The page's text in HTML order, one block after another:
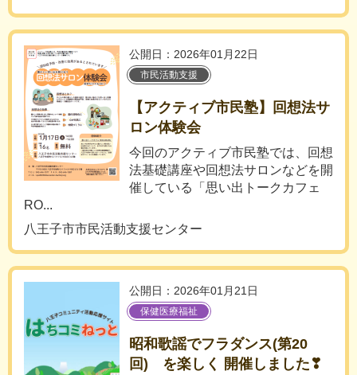
公開日：2026年01月22日
市民活動支援
【アクティブ市民塾】回想法サ
ロン体験会
今回のアクティブ市民塾では、回想
法基礎講座や回想法サロンなどを開
催している「思い出トークカフェ
RO...
八王子市市民活動支援センター
公開日：2026年01月21日
保健医療福祉
昭和歌謡でフラダンス(第20
回) を楽しく 開催しました❣